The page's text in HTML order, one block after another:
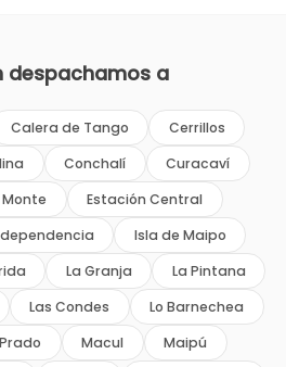
despachamos a
Calera de Tango
Cerrillos
Conchalí
Curacaví
Monte
Estación Central
Isla de Maipo
La Granja
La Pintana
Las Condes
Lo Barnechea
Macul Maipú